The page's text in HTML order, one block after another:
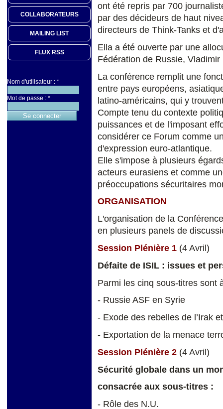
COLLABORATEURS
MAILING LIST
FLUX RSS
Nom d'utilisateur : *
Mot de passe : *
ont été repris par 700
par des décideurs de haut
directeurs de Think-Tanks et
Ella a été ouverte par une
Fédération de Russie, Vladimir
La conférence remplit une
entre pays européens,
latino-américains, qui y
Compte tenu du contexte
puissances et de l'imposant
considérer ce Forum comme
d'expression euro-atlantique.
Elle s'impose à plusieurs
acteurs eurasiens et comme
préoccupations sécuritaires
ORGANISATION
L'organisation de la
en plusieurs panels de
Session Plénière 1 (4 Avril)
Défaite de ISIL : issues et
Parmi les cinq sous-titres sont
- Russie ASF en Syrie
- Exode des rebelles de l’Irak
- Exportation de la menace
Session Plénière 2 (4 Avril)
Sécurité globale dans un
consacrée aux sous-titres :
- Rôle des N.U.